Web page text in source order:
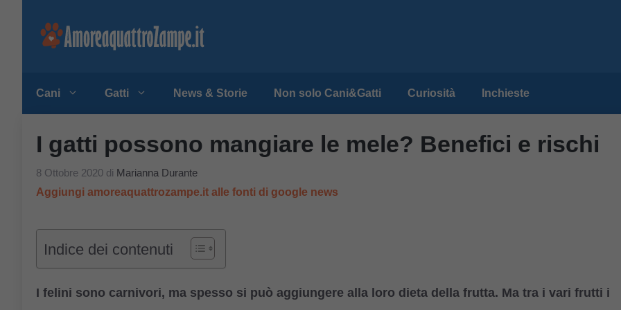
Cani Gatti News & Storie Non solo Cani&Gatti Curiosità Inchieste
I gatti possono mangiare le mele? Benefici e rischi
8 Ottobre 2020 di Marianna Durante
Aggiungi amoreaquattrozampe.it alle fonti di google news
Indice dei contenuti
I felini sono carnivori, ma spesso si può aggiungere alla loro dieta della frutta. Ma tra i vari frutti i